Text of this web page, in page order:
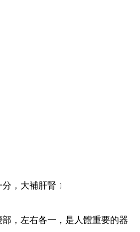
，大補肝腎﹞
，左右各一，是人體重要的器